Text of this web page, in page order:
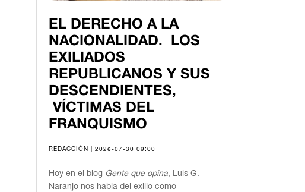
EL DERECHO A LA
NACIONALIDAD. LOS
EXILIADOS
REPUBLICANOS Y SUS
DESCENDIENTES,
VÍCTIMAS DEL
FRANQUISMO
REDACCIÓN | 2026-07-30 09:00
Hoy en el blog Gente que opina, Luis G.
Naranjo nos habla del exilio como